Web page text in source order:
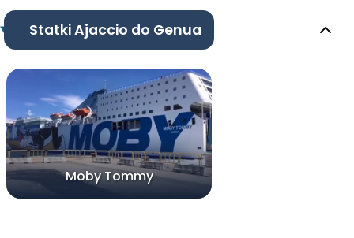
Statki Ajaccio do Genua
Moby Tommy